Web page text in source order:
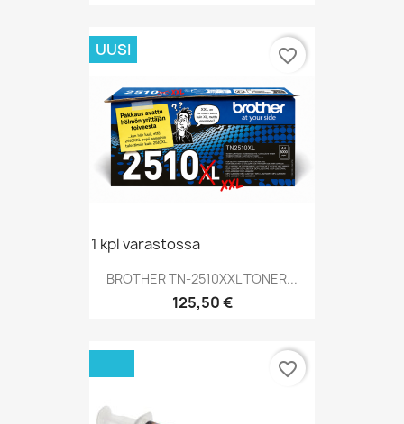
1 kpl varastossa
BROTHER TN-2510XXL TONER...
Hinta
125,50 €
UUSI favorite_border
favorite_border